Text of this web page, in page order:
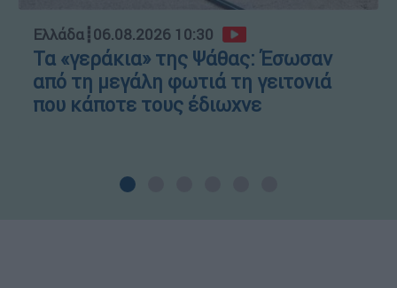
Ελλάδα┋06.08.2026 10:30
Τα «γεράκια» της Ψάθας: Έσωσαν
από τη μεγάλη φωτιά τη γειτονιά
που κάποτε τους έδιωχνε